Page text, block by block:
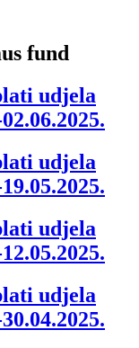
fund
udjela
udjela
udjela
udjela